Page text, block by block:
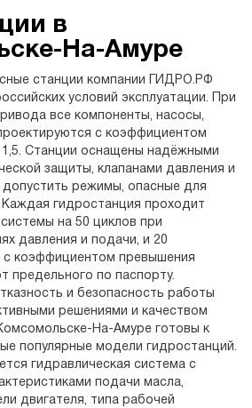
в
На-Амуре
станции компании ГИДРО.РФ
условий эксплуатации. При
все компоненты, насосы,
с коэффициентом
1,5. Станции оснащены надёжными
защиты, клапанами давления и
режимы, опасные для
гидростанция проходит
на 50 циклов при
давления и подачи, и 20
с коэффициентом превышения
предельного по паспорту.
и безопасность работы
решениями и качеством
На-Амуре готовы к
популярные модели гидростанций.
гидравлическая система с
подачи масла,
двигателя, типа рабочей